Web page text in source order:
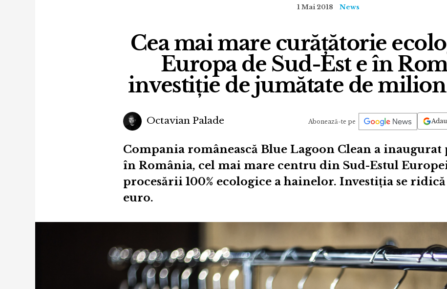
1 Mai 2018
News
Cea mai mare curățătorie
Europa de Sud-Est e în
investiție de jumătate de
Octavian Palade Abonează-te pe
Compania românească Blue Lagoon Clean a inaugurat
în România, cel mai mare centru din Sud-Estul
procesării 100% ecologice a hainelor. Investiția se
euro.